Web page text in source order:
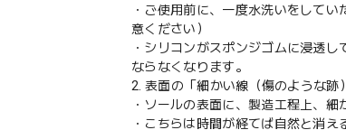
・ご使用前に、一度水洗いをして
意ください）
・シリコンがスポンジゴムに浸透
ならなくなります。
2. 表面の「細かい線（傷のような跡
・ソールの表面に、製造工程上、
・こちらは時間が経てば自然と消